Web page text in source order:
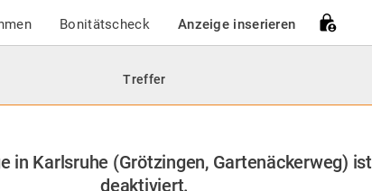
Bonitätscheck Anzeige inserieren
Treffer
in Karlsruhe (Grötzingen, Gartenäckerweg) ist
deaktiviert.